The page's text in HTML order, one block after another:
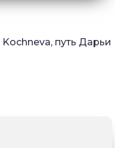
путь Дарьи